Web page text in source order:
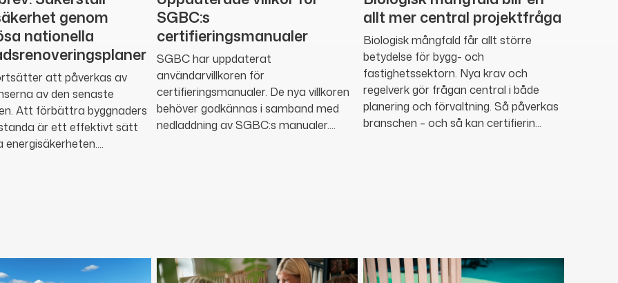
genom
nationella
att påverkas av
av den senaste
Att förbättra byggnaders
är ett effektivt sätt
SGBC:s
certifieringsmanualer
SGBC har uppdaterat
användarvillkoren för
certifieringsmanualer. De nya villkoren
behöver godkännas i samband med
nedladdning av SGBC:s manualer....
allt mer central projektfråga
Biologisk mångfald får allt större
betydelse för bygg- och
fastighetssektorn. Nya krav och
regelverk gör frågan central i både
planering och förvaltning. Så påverkas
branschen – och så kan certifierin...